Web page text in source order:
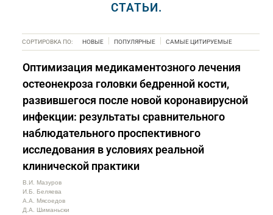
СТАТЬИ.
СОРТИРОВКА ПО: НОВЫЕ ПОПУЛЯРНЫЕ САМЫЕ ЦИТИРУЕМЫЕ
Оптимизация медикаментозного лечения
остеонекроза головки бедренной кости,
развившегося после новой коронавирусной
инфекции: результаты сравнительного
наблюдательного проспективного
исследования в условиях реальной
клинической практики
В.И. Мазуров
И.Б. Беляева
А.А. Мясоедов
Д.А. Шиманьски